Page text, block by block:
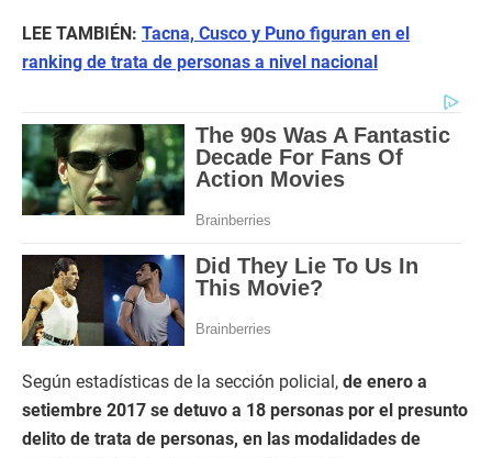
LEE TAMBIÉN: Tacna, Cusco y Puno figuran en el
ranking de trata de personas a nivel nacional
Según estadísticas de la sección policial, de enero a
setiembre 2017 se detuvo a 18 personas por el presunto
delito de trata de personas, en las modalidades de